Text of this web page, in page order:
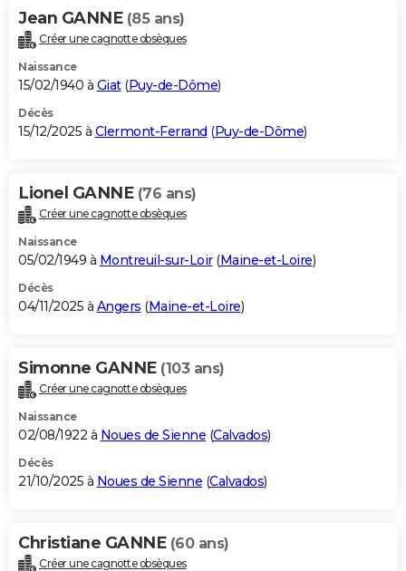
Jean GANNE (85 ans)
Créer une cagnotte obsèques
Naissance
15/02/1940 à Giat(Puy-de-Dôme)
Décès
15/12/2025 à Clermont-Ferrand (Puy-de-Dôme)
Lionel GANNE (76 ans)
Créer une cagnotte obsèques
Naissance
05/02/1949 à Montreuil-sur-Loir(Maine-et-Loire)
Décès
04/11/2025 à Angers (Maine-et-Loire)
Simonne GANNE (103 ans)
Créer une cagnotte obsèques
Naissance
02/08/1922 à Noues de Sienne (Calvados)
Décès
21/10/2025 à Noues de Sienne (Calvados)
Christiane GANNE (60 ans)
Créer une cagnotte obsèques